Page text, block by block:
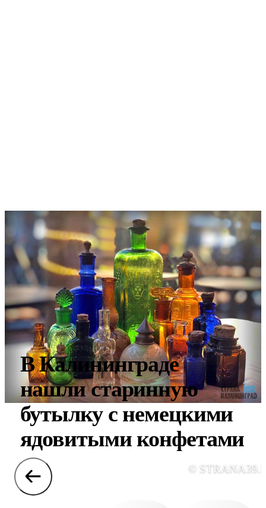
В Калининграде
нашли старинную
бутылку с немецкими
ядовитыми конфетами
©